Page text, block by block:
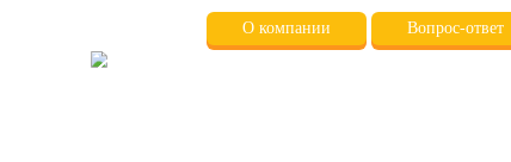
О компании Вопрос-ответ